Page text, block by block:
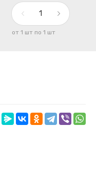
от 1 шт по 1 шт